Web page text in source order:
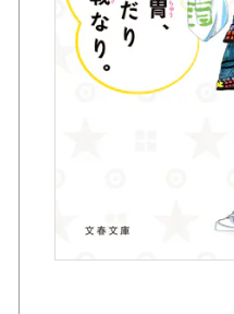
紀伊國屋書店